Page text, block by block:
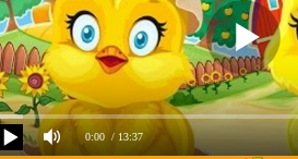
0:00 / 13:37